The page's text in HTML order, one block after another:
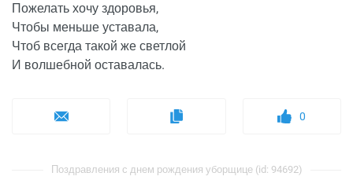
Пожелать хочу здоровья,
Чтобы меньше уставала,
Чтоб всегда такой же светлой
И волшебной оставалась.
0
Поздравления с днем рождения уборщице (id: 94692)